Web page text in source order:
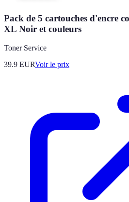
Pack de 5 cartouches d'encre
XL Noir et couleurs
Toner Service
39.9 EURVoir le prix